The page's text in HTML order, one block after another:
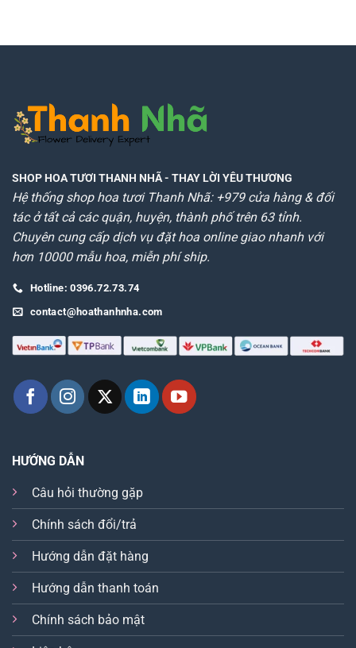
SHOP HOA TƯƠI THANH NHÃ- THAY LỜI YÊU THƯƠNG
Hệ thống shop hoa tươi Thanh Nhã: +979 cửa hàng & đối
tác ở tất cả các quận, huyện, thành phố trên 63 tỉnh.
Chuyên cung cấp dịch vụ đặt hoa online giao nhanh với
hơn 10000 mẫu hoa, miễn phí ship.
Hotline: 0396.72.73.74
contact@hoathanhnha.com
HƯỚNG DẪN
Câu hỏi thường gặp
Chính sách đổi/trả
Hướng dẫn đặt hàng
Hướng dẫn thanh toán
Chính sách bảo mật